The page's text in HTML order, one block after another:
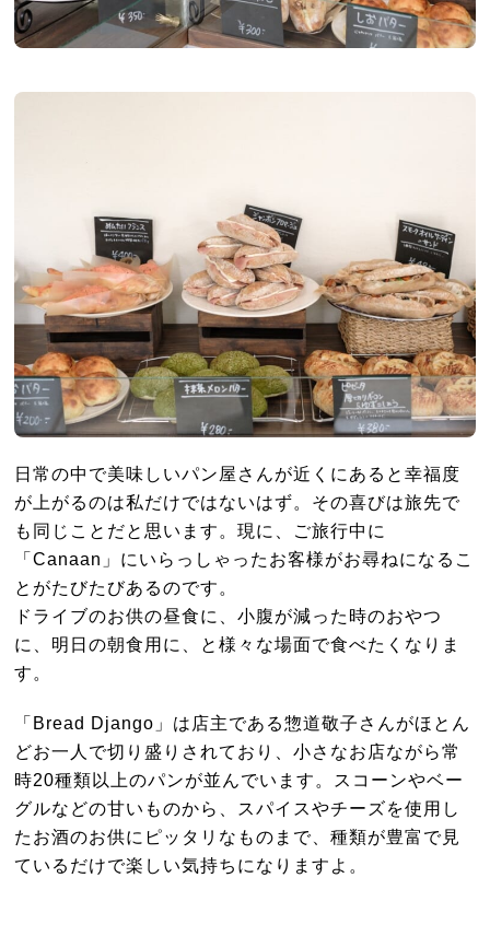
日常の中で美味しいパン屋さんが近くにあると幸福度
が上がるのは私だけではないはず。その喜びは旅先で
も同じことだと思います。現に、ご旅行中に
「Canaan」にいらっしゃったお客様がお尋ねになるこ
とがたびたびあるのです。
ドライブのお供の昼食に、小腹が減った時のおやつ
に、明日の朝食用に、と様々な場面で食べたくなりま
す。
「Bread Django」は店主である惣道敬子さんがほとん
どお一人で切り盛りされており、小さなお店ながら常
時20種類以上のパンが並んでいます。スコーンやベー
グルなどの甘いものから、スパイスやチーズを使用し
たお酒のお供にピッタリなものまで、種類が豊富で見
ているだけで楽しい気持ちになりますよ。